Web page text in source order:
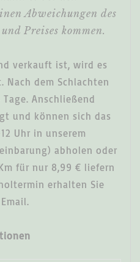
Abweichungen des
Preises kommen.
verkauft ist, wird es
dem Schlachten
Anschließend
und können sich das
Uhr in unserem
abholen oder
für nur 8,99 € liefern
erhalten Sie